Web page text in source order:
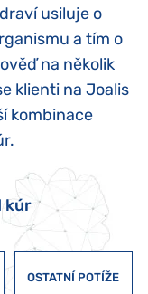
usiluje o
a tím o
na několik
klienti na Joalis
kombinace
kúr
OSTATNÍ POTÍŽE